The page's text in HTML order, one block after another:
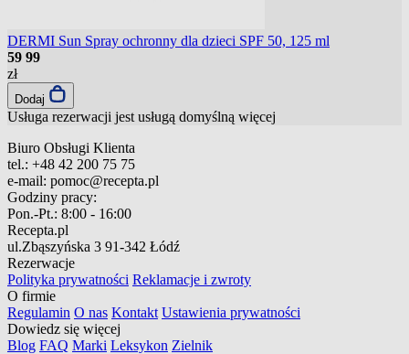
DERMI Sun Spray ochronny dla dzieci SPF 50, 125 ml
59 99
zł
Dodaj
Usługa rezerwacji jest usługą domyślną więcej
Biuro Obsługi Klienta
tel.: +48 42 200 75 75
e-mail: pomoc@recepta.pl
Godziny pracy:
Pon.-Pt.: 8:00 - 16:00
Recepta.pl
ul.Zbąszyńska 3 91-342 Łódź
Rezerwacje
Polityka prywatności Reklamacje i zwroty
O firmie
Regulamin O nas Kontakt Ustawienia prywatności
Dowiedz się więcej
Blog FAQ Marki Leksykon Zielnik